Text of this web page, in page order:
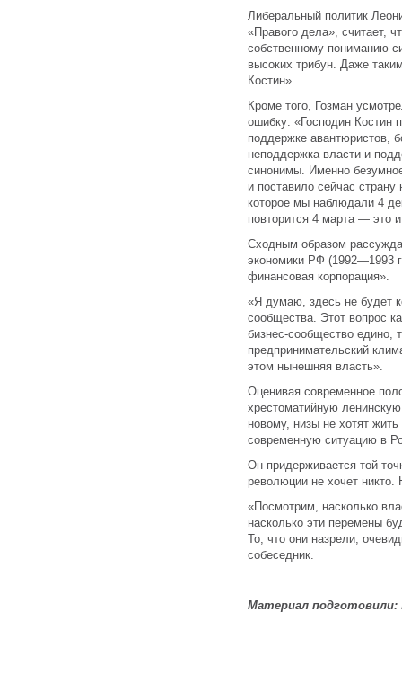
Либеральный политик
«Правого дела», считает,
собственному пониманию
высоких трибун. Даже
Костин».
Кроме того, Гозман
ошибку: «Господин Костин
поддержке авантюристов,
неподдержка власти и
синонимы. Именно
и поставило сейчас
которое мы наблюдали 4
повторится 4 марта — это
Сходным образом
экономики РФ (1992—1993
финансовая корпорация».
«Я думаю, здесь не будет
сообщества. Этот вопрос
бизнес-сообщество едино,
предпринимательский
этом нынешняя власть».
Оценивая современное
хрестоматийную
новому, низы не хотят
современную ситуацию в
Он придерживается той
революции не хочет
«Посмотрим, насколько
насколько эти перемены
То, что они назрели,
собеседник.
Материал подготовили: